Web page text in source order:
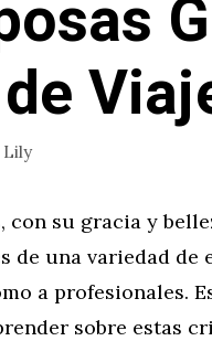
Lily
con su gracia y
de una variedad
a profesionales.
sobre estas